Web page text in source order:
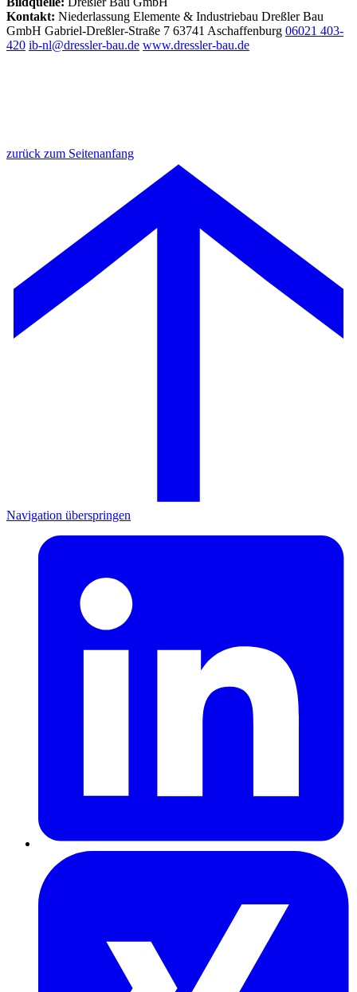
Kontakt: Niederlassung Elemente & Industriebau Dreßler Bau
GmbH Gabriel-Dreßler-Straße 7 63741 Aschaffenburg 06021 403-
420 ib-nl@dressler-bau.de www.dressler-bau.de
zurück zum Seitenanfang
Navigation überspringen